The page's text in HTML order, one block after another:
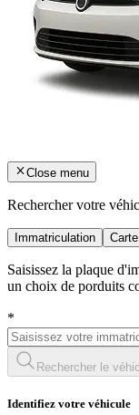
Close menu
Rechercher votre
Immatriculation
Saisissez la plaque
un choix de porduits
*
Rechercher le
Identifiez votre véhicule